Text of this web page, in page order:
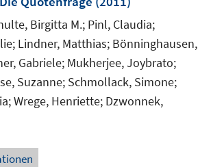
Birgitta M.; Pinl, Claudia;
Lindner, Matthias; Bönninghausen,
Gabriele; Mukherjee, Joybrato;
Suzanne; Schmollack, Simone;
Wrege, Henriette; Dzwonnek,